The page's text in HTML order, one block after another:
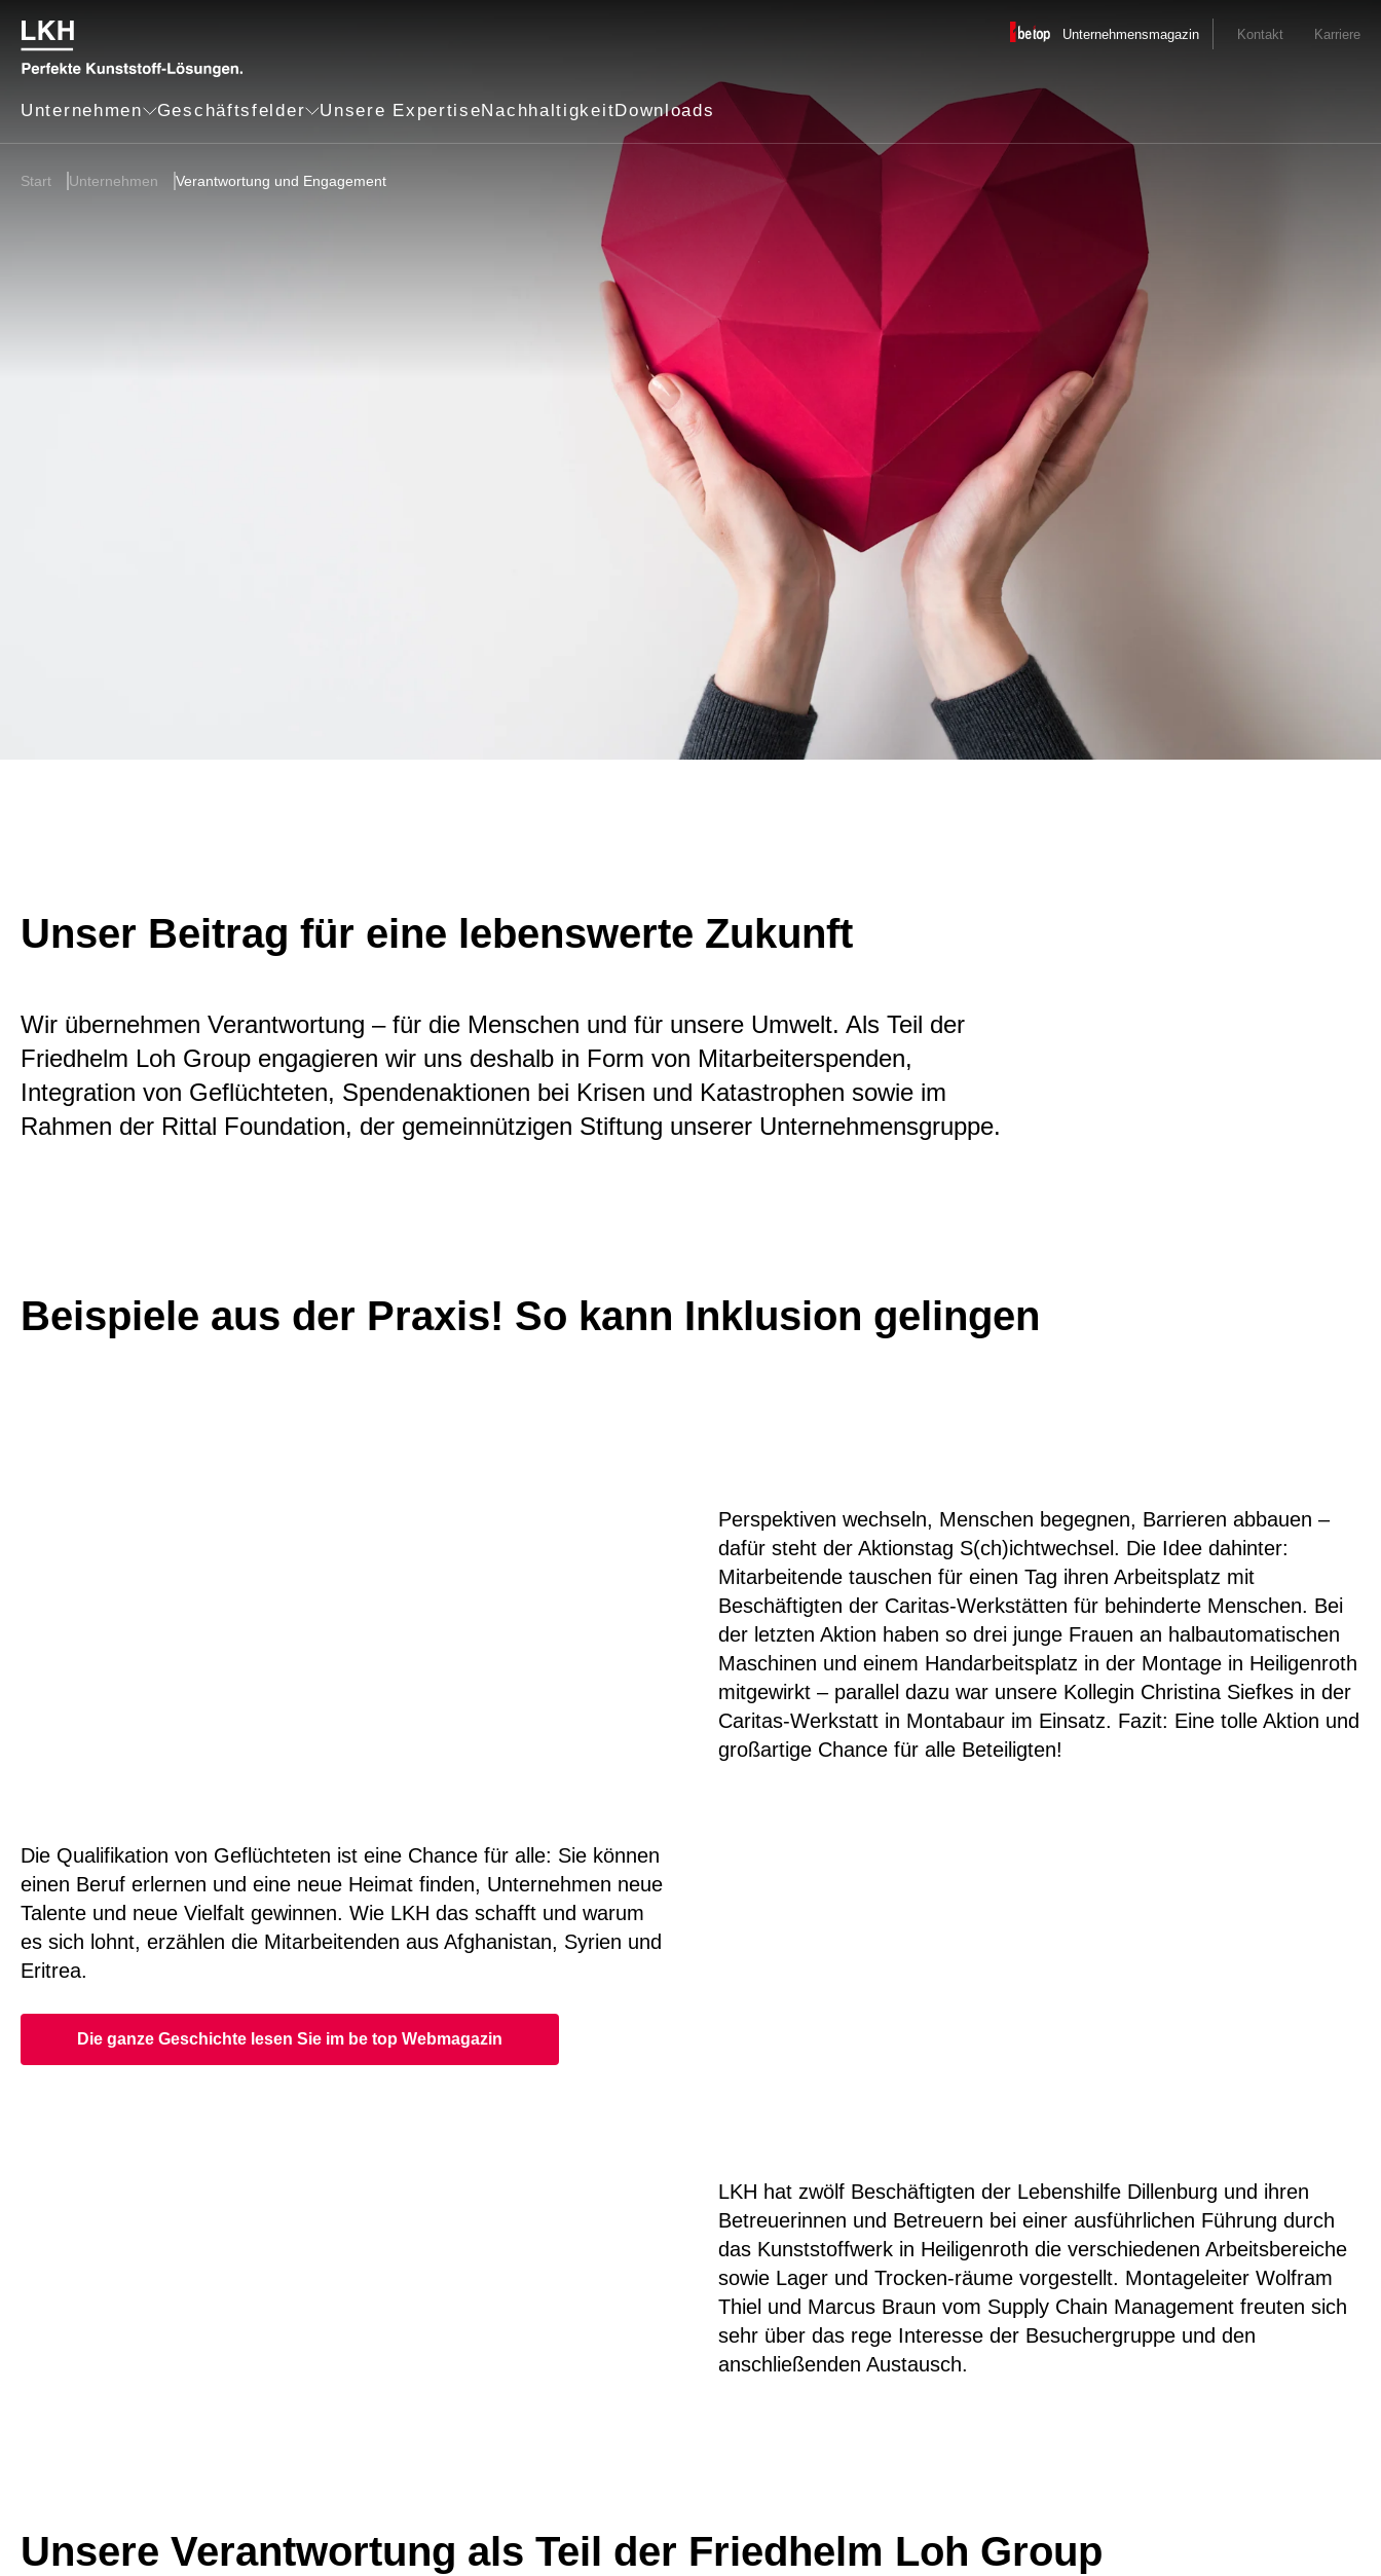
Unternehmen Geschäftsfelder Unsere ExpertiseNachhaltigkeitDownloads
Unternehmensmagazin Kontakt Karriere
Start Unternehmen Verantwortung und Engagement
Unser Beitrag für eine lebenswerte Zukunft
Wir übernehmen Verantwortung – für die Menschen und für unsere Umwelt. Als Teil der
Friedhelm Loh Group engagieren wir uns deshalb in Form von Mitarbeiterspenden,
Integration von Geflüchteten, Spendenaktionen bei Krisen und Katastrophen sowie im
Rahmen der Rittal Foundation, der gemeinnützigen Stiftung unserer Unternehmensgruppe.
Beispiele aus der Praxis! So kann Inklusion gelingen
Perspektiven wechseln, Menschen begegnen, Barrieren abbauen –
dafür steht der Aktionstag S(ch)ichtwechsel. Die Idee dahinter:
Mitarbeitende tauschen für einen Tag ihren Arbeitsplatz mit
Beschäftigten der Caritas-Werkstätten für behinderte Menschen. Bei
der letzten Aktion haben so drei junge Frauen an halbautomatischen
Maschinen und einem Handarbeitsplatz in der Montage in Heiligenroth
mitgewirkt – parallel dazu war unsere Kollegin Christina Siefkes in der
Caritas-Werkstatt in Montabaur im Einsatz. Fazit: Eine tolle Aktion und
großartige Chance für alle Beteiligten!
Die Qualifikation von Geflüchteten ist eine Chance für alle: Sie können
einen Beruf erlernen und eine neue Heimat finden, Unternehmen neue
Talente und neue Vielfalt gewinnen. Wie LKH das schafft und warum
es sich lohnt, erzählen die Mitarbeitenden aus Afghanistan, Syrien und
Eritrea.
Die ganze Geschichte lesen Sie im be top Webmagazin
LKH hat zwölf Beschäftigten der Lebenshilfe Dillenburg und ihren
Betreuerinnen und Betreuern bei einer ausführlichen Führung durch
das Kunststoffwerk in Heiligenroth die verschiedenen Arbeitsbereiche
sowie Lager und Trocken-räume vorgestellt. Montageleiter Wolfram
Thiel und Marcus Braun vom Supply Chain Management freuten sich
sehr über das rege Interesse der Besuchergruppe und den
anschließenden Austausch.
Unsere Verantwortung als Teil der Friedhelm Loh Group